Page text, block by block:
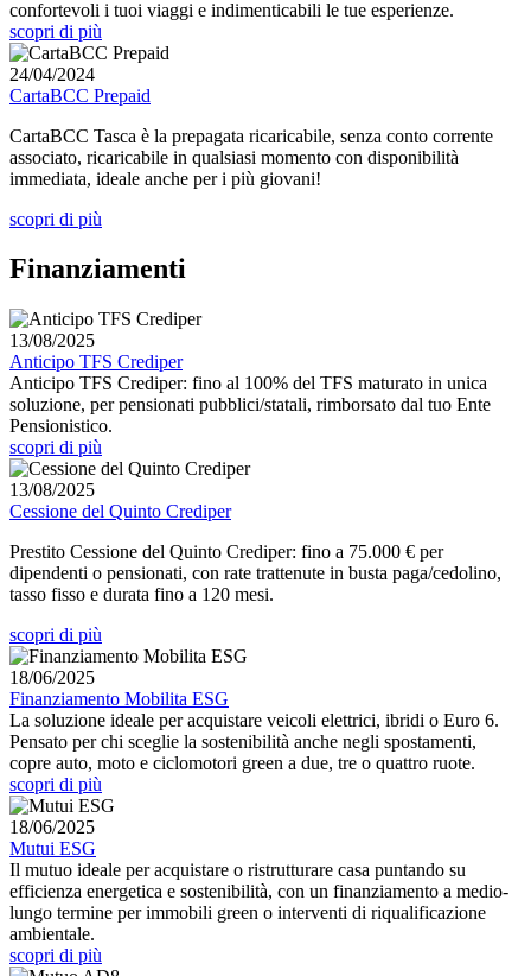
confortevoli i tuoi viaggi e indimenticabili le tue esperienze.
scopri di più
24/04/2024
CartaBCC Prepaid
CartaBCC Tasca è la prepagata ricaricabile, senza conto corrente
associato, ricaricabile in qualsiasi momento con disponibilità
immediata, ideale anche per i più giovani!
scopri di più
Finanziamenti
13/08/2025
Anticipo TFS Crediper
Anticipo TFS Crediper: fino al 100% del TFS maturato in unica
soluzione, per pensionati pubblici/statali, rimborsato dal tuo Ente
Pensionistico.
scopri di più
13/08/2025
Cessione del Quinto Crediper
Prestito Cessione del Quinto Crediper: fino a 75.000 € per
dipendenti o pensionati, con rate trattenute in busta paga/cedolino,
tasso fisso e durata fino a 120 mesi.
scopri di più
18/06/2025
Finanziamento Mobilita ESG
La soluzione ideale per acquistare veicoli elettrici, ibridi o Euro 6.
Pensato per chi sceglie la sostenibilità anche negli spostamenti,
copre auto, moto e ciclomotori green a due, tre o quattro ruote.
scopri di più
18/06/2025
Mutui ESG
Il mutuo ideale per acquistare o ristrutturare casa puntando su
efficienza energetica e sostenibilità, con un finanziamento a medio-
lungo termine per immobili green o interventi di riqualificazione
ambientale.
scopri di più